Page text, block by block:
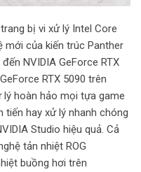
bị vi xử lý Intel Core
mới của kiến trúc Panther
NVIDIA GeForce RTX
RTX 5090 trên
lý hoàn hảo mọi tựa game
tiến hay xử lý nhanh chóng
Studio hiệu quả. Cả
tản nhiệt ROG
buồng hơi trên